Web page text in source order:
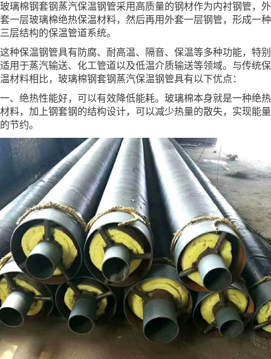
玻璃棉钢套钢蒸汽保温钢管采用高质量的钢材作为内衬钢管，外
套一层玻璃棉绝热保温材料，然后再用外套一层钢管，形成一种
三层结构的保温管道系统。
这种保温钢管具有防腐、耐高温、隔音、保温等多种功能，特别
适用于蒸汽输送、化工管道以及低温介质输送等领域。与传统保
温材料相比，玻璃棉钢套钢蒸汽保温钢管具有以下优点：
一、绝热性能好，可以有效降低能耗。玻璃棉本身就是一种绝热
材料，加上钢套钢的结构设计，可以减少热量的散失，实现能量
的节约。